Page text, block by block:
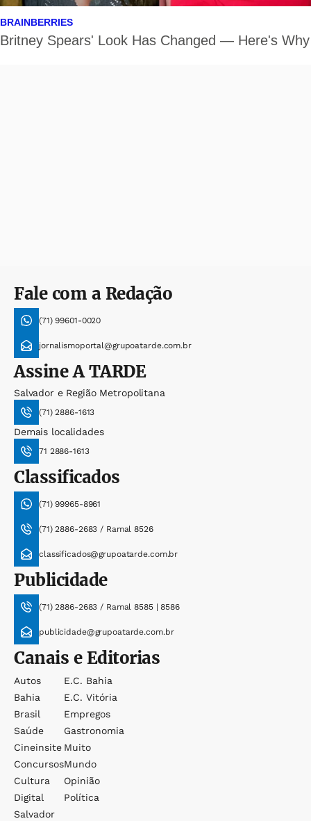
Fale com a Redação
(71) 99601-0020
jornalismoportal@grupoatarde.com.br
AssineA TARDE
Salvador e Região Metropolitana
(71) 2886-1613
Demais localidades
71 2886-1613
Classificados
(71) 99965-8961
(71) 2886-2683 / Ramal 8526
classificados@grupoatarde.com.br
Publicidade
(71) 2886-2683 / Ramal 8585 | 8586
publicidade@grupoatarde.com.br
Canais e Editorias
Autos
Bahia
Brasil
Saúde
Cineinsite
Concursos
Cultura
Digital
Salvador
E.c. Bahia
E.c. Vitória
Empregos
Gastronomia
Muito
Mundo
Opinião
Política